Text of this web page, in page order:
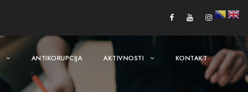
ANTIKORUPCIJA AKTIVNOSTI KONTAKT